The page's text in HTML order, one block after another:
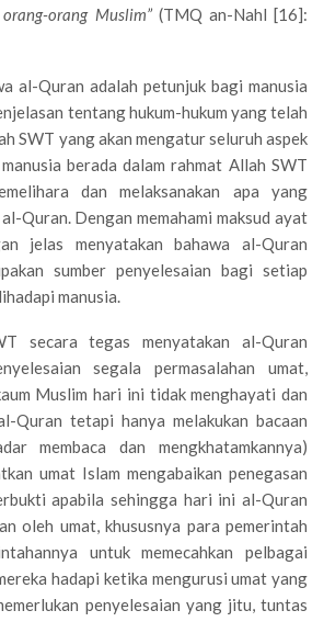
orang Muslim”(TMQ an-Nahl [16]:
al-Quran adalah petunjuk bagi manusia
tentang hukum-hukum yang telah
SWT yang akan mengatur seluruh aspek
berada dalam rahmat Allah SWT
dan melaksanakan apa yang
Quran. Dengan memahami maksud ayat
jelas menyatakan bahawa al-Quran
sumber penyelesaian bagi setiap
manusia.
secara tegas menyatakan al-Quran
segala permasalahan umat,
Muslim hari ini tidak menghayati dan
Quran tetapi hanya melakukan bacaan
membaca dan mengkhatamkannya)
umat Islam mengabaikan penegasan
apabila sehingga hari ini al-Quran
oleh umat, khususnya para pemerintah
untuk memecahkan pelbagai
hadapi ketika mengurusi umat yang
penyelesaian yang jitu, tuntas